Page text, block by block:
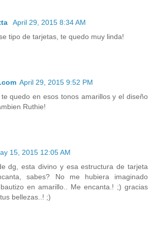
April 29, 2015 8:34 AM
tipo de tarjetas, te quedo muy linda!
April 29, 2015 9:52 PM
quedo en esos tonos amarillos y el diseño
Ruthie!
15, 2015 12:05 AM
dg, esta divino y esa estructura de tarjeta
sabes? No me hubiera imaginado
en amarillo.. Me encanta.! ;) gracias
bellezas..! ;)